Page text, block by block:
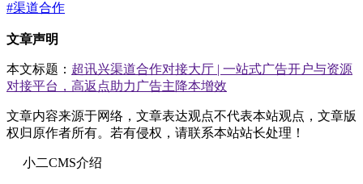
#渠道合作
文章声明
本文标题： 超讯兴渠道合作对接大厅 | 一站式广告开户与资源
对接平台，高返点助力广告主降本增效
文章内容来源于网络，文章表达观点不代表本站观点，文章版
权归原作者所有。若有侵权，请联系本站站长处理！
小二CMS介绍